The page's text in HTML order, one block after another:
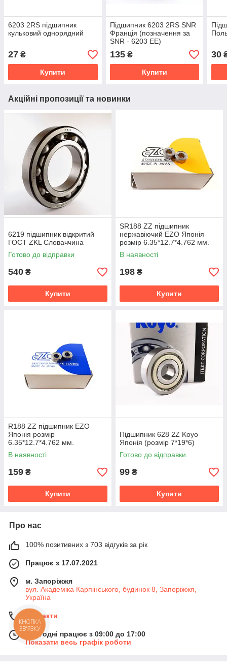
6203 2RS підшипник
кульковий однорядний
27 ₴
Купити
Підшипник 6203 2RS SNR
Франція (позначення за
SNR - 6203 EE)
135₴
Купити
30
Акційні пропозиції та новинки
6219 підшипник відкритий
ГОСТ ZKL Словаччина
Готово до відправки
540 ₴
Купити
SR188 ZZ підшипник
нержавіючий EZO Японія
розмір 6.35*12.7*4.762 мм.
В наявності
198 ₴
Купити
R188 ZZ підшипник EZO
Японія розмір
6.35*12.7*4.762 мм.
В наявності
159 ₴
Купити
Підшипник 628 2Z Koyo
Японія (розмір 7*19*6)
Готово до відправки
99 ₴
Купити
Про нас
100% позитивних з 703 відгуків за рік
Працює з 17.07.2021
м. Запоріжжя
вул. Академіка Карпінського, будинок 8, Запоріжжя,
Україна
Контакти
Сьогодні працює з 09:00 до 17:00
Показати весь графік роботи
КНОПКА
ЗВ'ЯЗКУ